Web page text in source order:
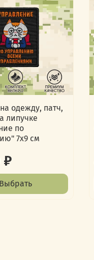
одежду, патч,
липучке
по
7х9 см
Выбрать